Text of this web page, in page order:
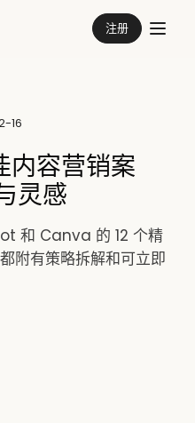
注册
16
内容营销案
灵感
和 Canva 的 12 个精
附有策略拆解和可立即